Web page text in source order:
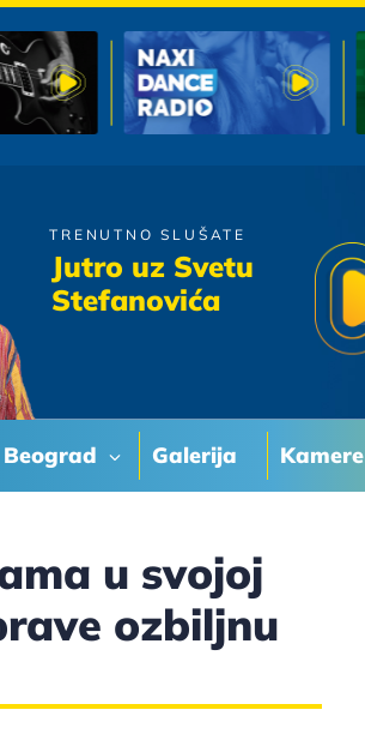
Beograd Galerija Kamere
TRENUTNO SLUŠATE
Jutro uz Svetu
Stefanovića
Vlado Georgiev
Zbogom Ljubavi
u svojoj
ozbiljnu